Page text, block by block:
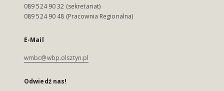
089 524 90 32 (sekretariat)
089 524 90 48 (Pracownia Regionalna)
E-Mail
wmbc@wbp.olsztyn.pl
Odwiedź nas!